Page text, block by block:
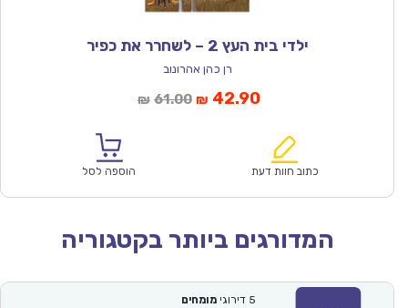
ילדי בית העץ 2 – לשחרר את כפיר
רן כהן אהרונוב
₪ 61.00המחיר
₪61.00.
₪ 42.90המחיר
הוא:
כתוב חוות דעת הוספה לסל
המדורגים ביותר בקטגוריה
5 דירוגי מומחים